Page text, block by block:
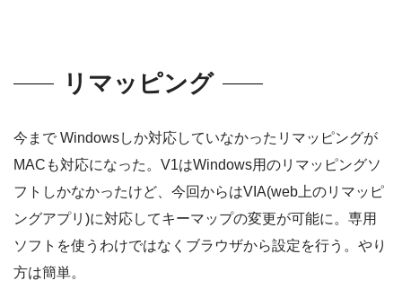
リマッピング
今まで Windowsしか対応していなかったリマッピングが
MACも対応になった。V1はWindows用のリマッピングソ
フトしかなかったけど、今回からはVIA(web上のリマッピ
ングアプリ)に対応してキーマップの変更が可能に。専用
ソフトを使うわけではなくブラウザから設定を行う。やり
方は簡単。